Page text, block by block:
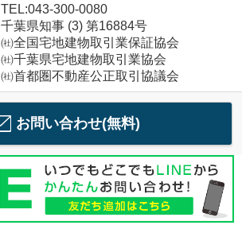
TEL:043-300-0080
千葉県知事 (3) 第16884号
㈳全国宅地建物取引業保証協会
㈳千葉県宅地建物取引業協会
㈳首都圏不動産公正取引協議会
お問い合わせ(無料)